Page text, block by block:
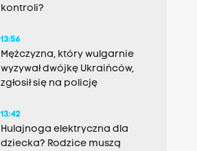
kontroli?
13:56
Mężczyzna, który wulgarnie
wyzywał dwójkę Ukraińców,
zgłosił się na policję
13:42
Hulajnoga elektryczna dla
dziecka? Rodzice muszą